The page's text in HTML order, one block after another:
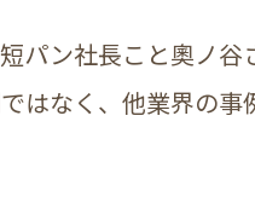
パン社長こと奧ノ谷
はなく、他業界の